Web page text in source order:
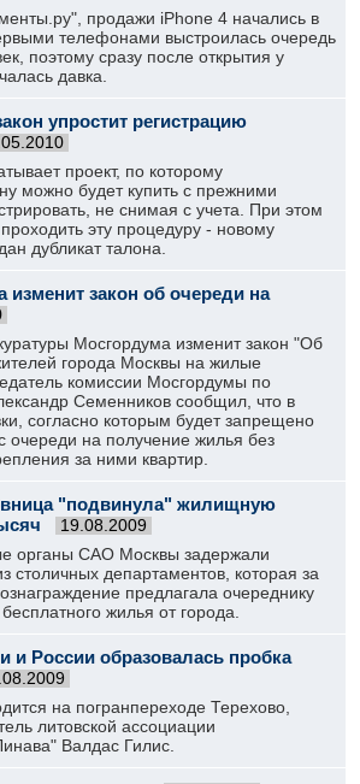
продажи iPhone 4 начались в
телефонами выстроилась очередь
поэтому сразу после открытия у
давка.
упростит регистрацию
проект, по которому
можно будет купить с прежними
не снимая с учета. При этом
эту процедуру - новому
дубликат талона.
изменит закон об очереди на
Мосгордума изменит закон "Об
города Москвы на жилые
комиссии Мосгордумы по
Семенников сообщил, что в
согласно которым будет запрещено
очереди на получение жилья без
за ними квартир.
"подвинула" жилищную
19.08.2009
органы САО Москвы задержали
столичных департаментов, которая за
предлагала очереднику
жилья от города.
и России образовалась пробка
на погранпереходе Терехово,
литовской ассоциации
Валдас Гилис.